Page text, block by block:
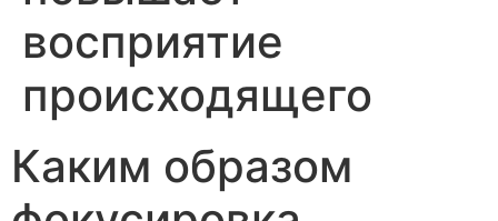
восприятие
происходящего
Каким образом